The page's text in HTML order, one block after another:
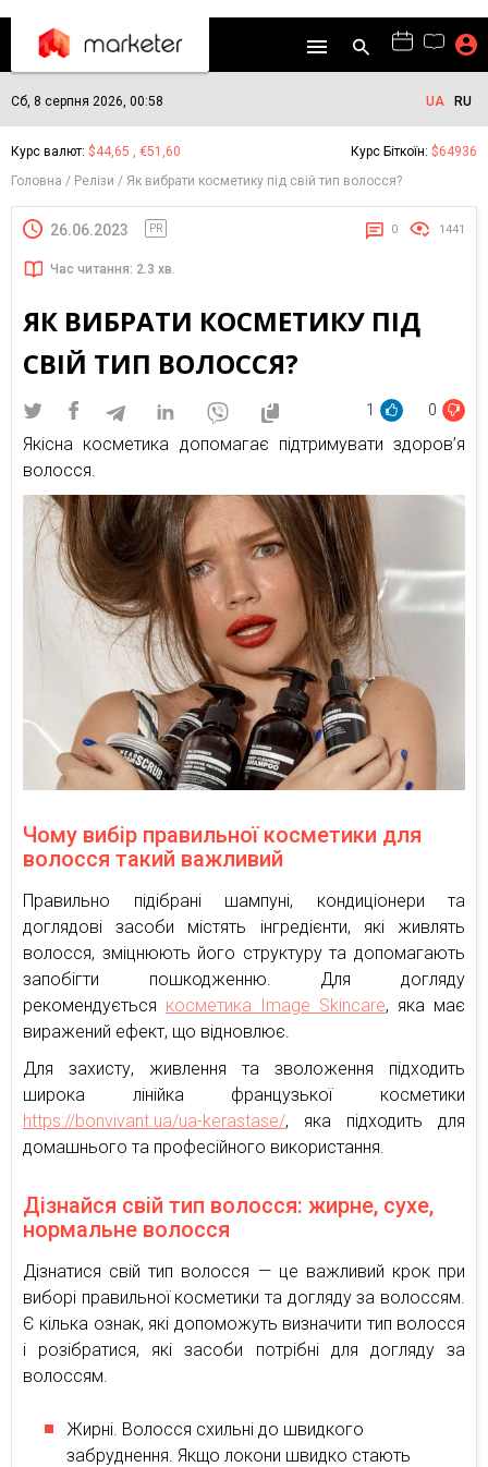
Сб, 8 серпня 2026, 00:58 UA RU
Курс валют: $44,65 , €51,60 Курс Біткоїн: $64936
Головна
Релізи Як вибрати косметику під свій тип волосся?
26.06.2023 PR 0 1441
Час читання: 2.3 хв.
ЯК ВИБРАТИ КОСМЕТИКУ ПІД
СВІЙ ТИП ВОЛОССЯ?
1 0
Якісна косметика допомагає підтримувати здоров’я
волосся.
Чому вибір правильної косметики для
волосся такий важливий
Правильно підібрані шампуні, кондиціонери та
доглядові засоби містять інгредієнти, які живлять
волосся, зміцнюють його структуру та допомагають
запобігти пошкодженню. Для догляду
рекомендується косметика Image Skincare, яка має
виражений ефект, що відновлює.
Для захисту, живлення та зволоження підходить
широка лінійка французької косметики
https://bonvivant.ua/ua-kerastase/, яка підходить для
домашнього та професійного використання.
Дізнайся свій тип волосся: жирне, сухе,
нормальне волосся
Дізнатися свій тип волосся — це важливий крок при
виборі правильної косметики та догляду за волоссям.
Є кілька ознак, які допоможуть визначити тип волосся
і розібратися, які засоби потрібні для догляду за
волоссям.
Жирні. Волосся схильні до швидкого
забруднення. Якщо локони швидко стають